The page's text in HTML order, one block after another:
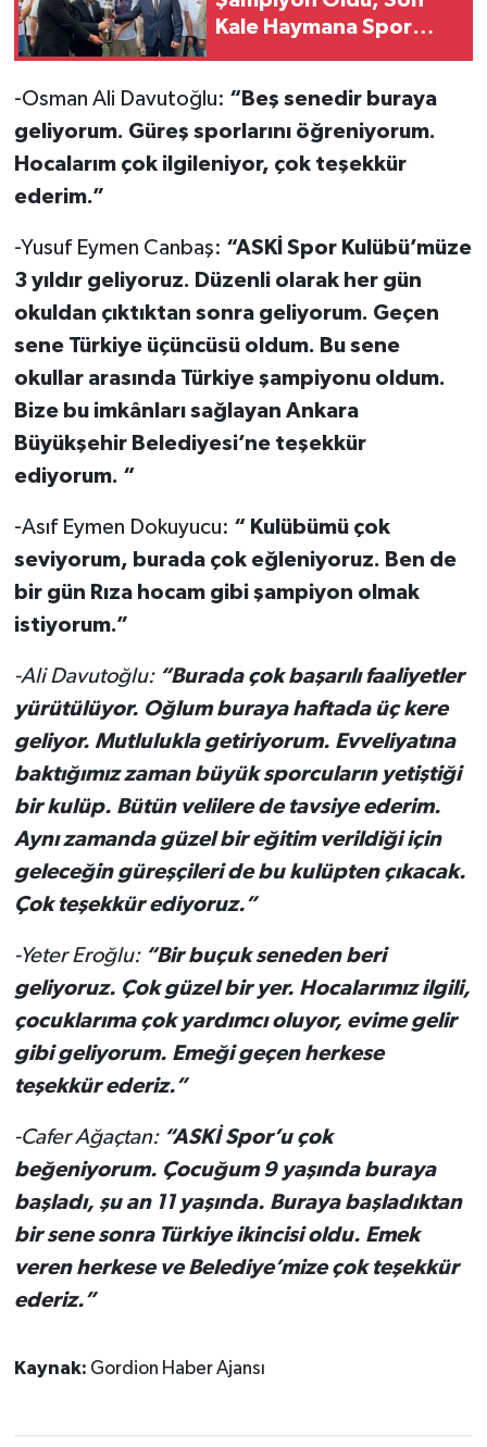
Kale Haymana Spor
-Osman Ali Davutoğlu: “Beş senedir buraya
geliyorum. Güreş sporlarını öğreniyorum.
Hocalarım çok ilgileniyor, çok teşekkür
ederim.”
-Yusuf Eymen Canbaş: “ASKİ Spor Kulübü’müze
3 yıldır geliyoruz. Düzenli olarak her gün
okuldan çıktıktan sonra geliyorum. Geçen
sene Türkiye üçüncüsü oldum. Bu sene
okullar arasında Türkiye şampiyonu oldum.
Bize bu imkânları sağlayan Ankara
Büyükşehir Belediyesi’ne teşekkür
ediyorum. “
-Asıf Eymen Dokuyucu: “ Kulübümü çok
seviyorum, burada çok eğleniyoruz. Ben de
bir gün Rıza hocam gibi şampiyon olmak
istiyorum.”
-Ali Davutoğlu: “Burada çok başarılı faaliyetler
yürütülüyor. Oğlum buraya haftada üç kere
geliyor. Mutlulukla getiriyorum. Evveliyatına
baktığımız zaman büyük sporcuların yetiştiği
bir kulüp. Bütün velilere de tavsiye ederim.
Aynı zamanda güzel bir eğitim verildiği için
geleceğin güreşçileri de bu kulüpten çıkacak.
Çok teşekkür ediyoruz.”
-Yeter Eroğlu: “Bir buçuk seneden beri
geliyoruz. Çok güzel bir yer. Hocalarımız ilgili,
çocuklarıma çok yardımcı oluyor, evime gelir
gibi geliyorum. Emeği geçen herkese
teşekkür ederiz.”
-Cafer Ağaçtan: “ASKİ Spor’u çok
beğeniyorum. Çocuğum 9 yaşında buraya
başladı, şu an 11 yaşında. Buraya başladıktan
bir sene sonra Türkiye ikincisi oldu. Emek
veren herkese ve Belediye’mize çok teşekkür
ederiz.”
Kaynak: Gordion Haber Ajansı